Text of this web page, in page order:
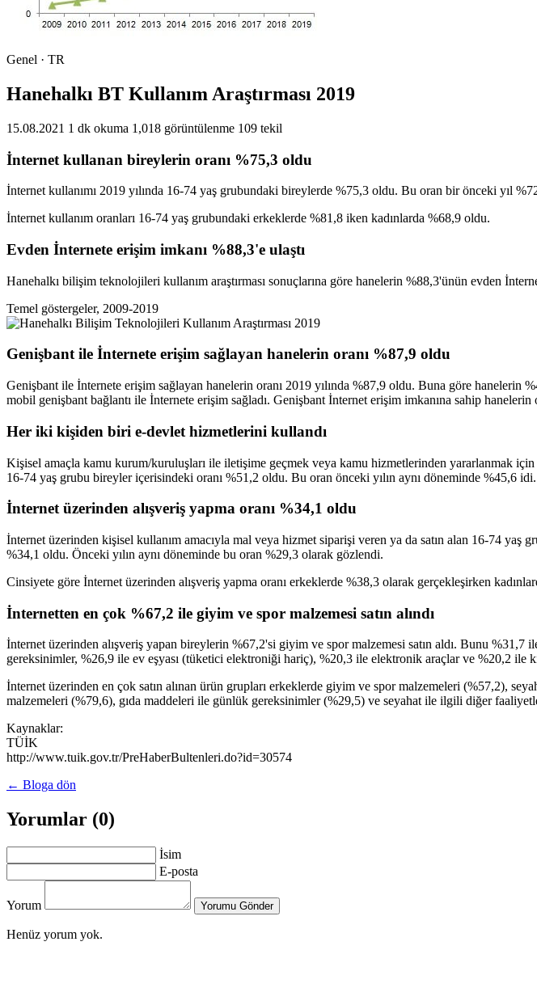
Genel · TR
Hanehalkı BT Kullanım Araştırması 2019
15.08.2021 1 dk okuma 1,018 görüntülenme 109 tekil
İnternet kullanan bireylerin oranı %75,3 oldu
İnternet kullanımı 2019 yılında 16-74 yaş grubundaki bireylerde %75,3 oldu. Bu oran bir önceki yıl
İnternet kullanım oranları 16-74 yaş grubundaki erkeklerde %81,8 iken kadınlarda %68,9 oldu.
Evden İnternete erişim imkanı %88,3'e ulaştı
Hanehalkı bilişim teknolojileri kullanım araştırması sonuçlarına göre hanelerin %88,3'ünün evden
Temel göstergeler, 2009-2019
Genişbant ile İnternete erişim sağlayan hanelerin oranı %87,9 oldu
Genişbant ile İnternete erişim sağlayan hanelerin oranı 2019 yılında %87,9 oldu. Buna göre
mobil genişbant bağlantı ile İnternete erişim sağladı. Genişbant İnternet erişim imkanına sahip
Her iki kişiden biri e-devlet hizmetlerini kullandı
Kişisel amaçla kamu kurum/kuruluşları ile iletişime geçmek veya kamu hizmetlerinden yararlanmak
16-74 yaş grubu bireyler içerisindeki oranı %51,2 oldu. Bu oran önceki yılın aynı döneminde %45,6
İnternet üzerinden alışveriş yapma oranı %34,1 oldu
İnternet üzerinden kişisel kullanım amacıyla mal veya hizmet siparişi veren ya da satın alan 16-74 yaş
%34,1 oldu. Önceki yılın aynı döneminde bu oran %29,3 olarak gözlendi.
Cinsiyete göre İnternet üzerinden alışveriş yapma oranı erkeklerde %38,3 olarak gerçekleşirken
İnternetten en çok %67,2 ile giyim ve spor malzemesi satın alındı
İnternet üzerinden alışveriş yapan bireylerin %67,2'si giyim ve spor malzemesi satın aldı. Bunu
gereksinimler, %26,9 ile ev eşyası (tüketici elektroniği hariç), %20,3 ile elektronik araçlar ve %20,2 ile
İnternet üzerinden en çok satın alınan ürün grupları erkeklerde giyim ve spor malzemeleri (%57,2),
malzemeleri (%79,6), gıda maddeleri ile günlük gereksinimler (%29,5) ve seyahat ile ilgili diğer
Kaynaklar:
TÜİK
http://www.tuik.gov.tr/PreHaberBultenleri.do?id=30574
← Bloga dön
Yorumlar (0)
İsim
E-posta
Yorum Yorumu Gönder
Henüz yorum yok.